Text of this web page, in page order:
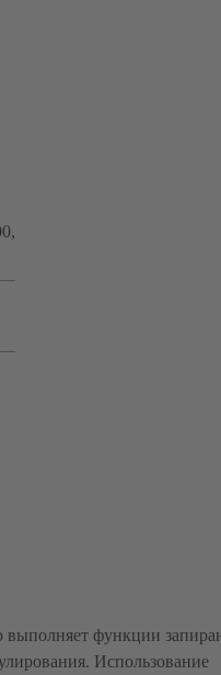
выполняет функции
Использование